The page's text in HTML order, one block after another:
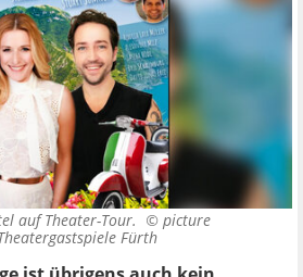
auf Theater-Tour. © picture
Fürth